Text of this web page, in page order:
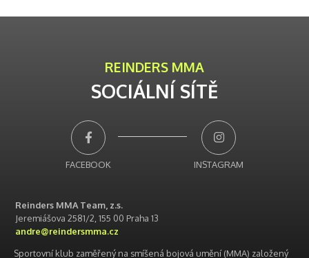
REINDERS MMA
SOCIÁLNÍ SÍTĚ
FACEBOOK INSTAGRAM
Reinders MMA Team, z.s.
Jeremiášova 2581/2, 155 00 Praha 13
andre@reindersmma.cz
Sportovní klub zaměřený na smíšená bojová umění (MMA) založený